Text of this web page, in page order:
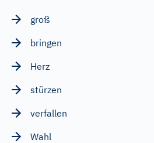
groß
bringen
Herz
stürzen
verfallen
Wahl